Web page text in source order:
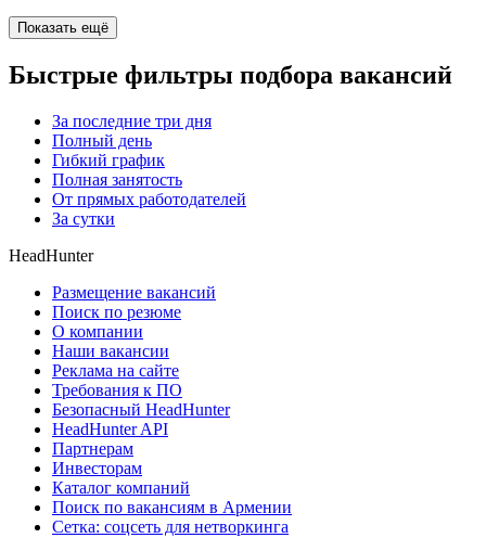
Показать ещё
Быстрые фильтры подбора вакансий
За последние три дня
Полный день
Гибкий график
Полная занятость
От прямых работодателей
За сутки
HeadHunter
Размещение вакансий
Поиск по резюме
О компании
Наши вакансии
Реклама на сайте
Требования к ПО
Безопасный HeadHunter
HeadHunter API
Партнерам
Инвесторам
Каталог компаний
Поиск по вакансиям в Армении
Сетка: соцсеть для нетворкинга